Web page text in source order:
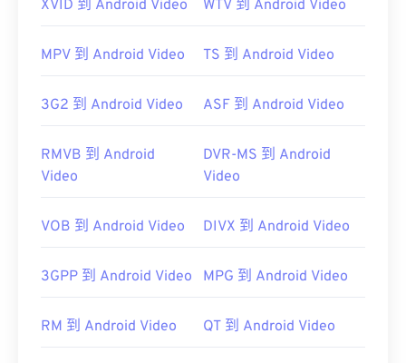
XVID 到 Android Video WTV 到 Android Video
MPV 到 Android Video TS 到 Android Video
3G2 到 Android Video ASF 到 Android Video
RMVB 到 Android
Video
DVR-MS 到 Android
Video
VOB 到 Android Video DIVX 到 Android Video
3GPP 到 Android Video MPG 到 Android Video
RM 到 Android Video QT 到 Android Video